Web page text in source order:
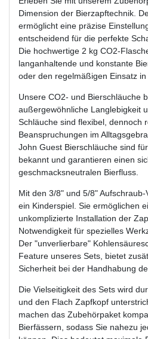
Dimension der Bierzapftechnik.
ermöglicht eine präzise
entscheidend für die perfekte
Die hochwertige 2 kg CO2-
langanhaltende und konstante
oder den regelmäßigen Einsatz
Unsere CO2- und Bierschläuche
außergewöhnliche Langlebigkeit
Schläuche sind flexibel, dennoch
Beanspruchungen im
John Guest Bierschläuche sind
bekannt und garantieren einen
geschmacksneutralen Bierfluss.
Mit den 3/8" und 5/8"
ein Kinderspiel. Sie ermöglichen
unkomplizierte Installation der
Notwendigkeit für spezielles
Der "unverlierbare"
Feature unseres Sets, bietet
Sicherheit bei der Handhabung
Die Vielseitigkeit des Sets wird
und den Flach Zapfkopf
machen das Zubehörpaket
Bierfässern, sodass Sie nahezu